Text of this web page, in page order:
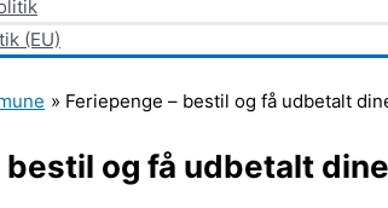
(EU)
Feriepenge – bestil og få udbetalt
bestil og få udbetalt